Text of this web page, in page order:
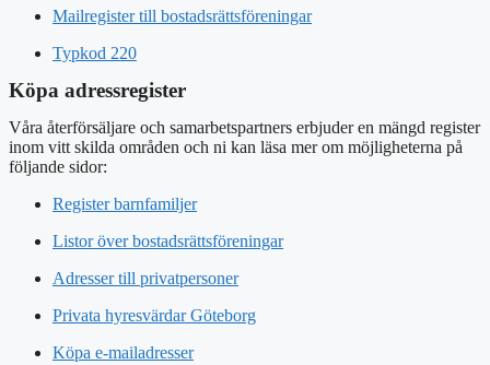
Mailregister till bostadsrättsföreningar
Typkod 220
Köpa adressregister
Våra återförsäljare och samarbetspartners erbjuder en mängd register
inom vitt skilda områden och ni kan läsa mer om möjligheterna på
följande sidor:
Register barnfamiljer
Listor över bostadsrättsföreningar
Adresser till privatpersoner
Privata hyresvärdar Göteborg
Köpa e-mailadresser